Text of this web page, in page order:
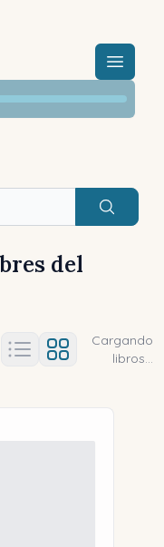
Menú
Buscar
del
Título (z-a)
abierto
Cargando
libros...